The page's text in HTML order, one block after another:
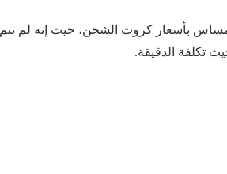
مساس بأسعار كروت الشحن، حيث إنه لم تتم
تكلفة الدقيقة.